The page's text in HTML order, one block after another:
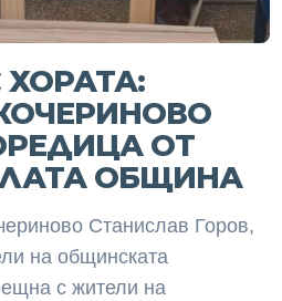
ОТ
ОБЩИНА
Станислав Горов,
на общинската
с жители на